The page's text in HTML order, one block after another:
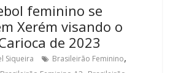
feminino se
Xerém visando o
de 2023
Siqueira Brasileirão Feminino,